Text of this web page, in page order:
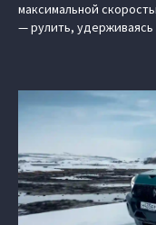
максимальной
— рулить,